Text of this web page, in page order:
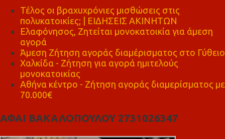
Τέλος οι βραχυχρόνιες μισθώσεις στις
πολυκατοικίες; | ΕΙΔΗΣΕΙΣ ΑΚΙΝΗΤΩΝ
Ελαφόνησος, Ζητείται μονοκατοικία για άμεση
αγορά
Άμεση Ζήτηση αγοράς διαμέρισματος στο Γύθειο
Χαλκίδα - Ζήτηση για αγορά ημιτελούς
μονοκατοικίας
Αθήνα κέντρο - Ζήτηση αγοράς διαμερίσματος με
70.000€
ΑΦΑΙ ΒΑΚΑΛΟΠΟΥΛΟΥ 2731026347